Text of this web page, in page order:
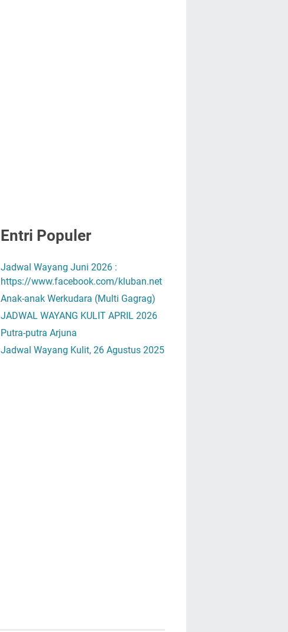
Entri Populer
Jadwal Wayang Juni 2026 :
https://www.facebook.com/kluban.net
Anak-anak Werkudara (Multi Gagrag)
JADWAL WAYANG KULIT APRIL 2026
Putra-putra Arjuna
Jadwal Wayang Kulit, 26 Agustus 2025